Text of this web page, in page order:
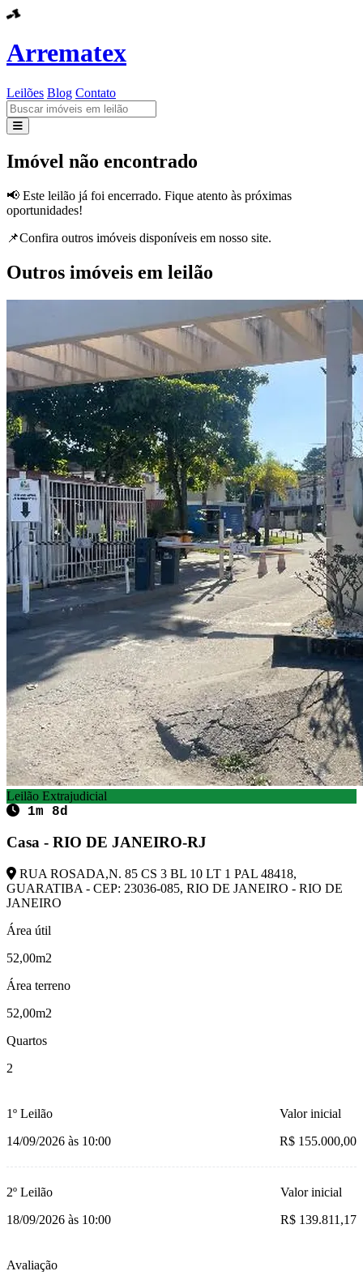
Arrematex
Leilões Blog Contato
Leilões
Imóvel não encontrado
📢 Este leilão já foi encerrado. Fique atento às próximas
oportunidades!
📌Confira outros imóveis disponíveis em nosso site.
Outros imóveis em leilão
Leilão Extrajudicial
1m 8d
Casa - RIO DE JANEIRO-RJ
RUA ROSADA,N. 85 CS 3 BL 10 LT 1 PAL 48418,
GUARATIBA - CEP: 23036-085, RIO DE JANEIRO - RIO DE
JANEIRO
Área útil
52,00m2
Área terreno
52,00m2
Quartos
2
1º Leilão
14/09/2026 às 10:00
Valor inicial
R$ 155.000,00
2º Leilão
18/09/2026 às 10:00
Valor inicial
R$ 139.811,17
Avaliação